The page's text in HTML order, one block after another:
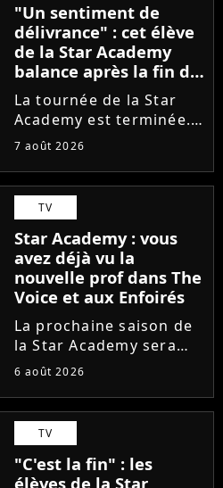
"Un sentiment de
délivrance" : cet élève
de la Star Academy
balance après la fin de
la tournée
La tournée de la Star
Academy est terminée.
L'occasion pour les
projets solos. En
parallèle, cet élève sort
du silence et se dit
soulagé de ne plus être
sur...
7 août 2026
TV
Star Academy : vous
avez déjà vu la
nouvelle prof dans The
Voice et aux Enfoirés
La prochaine saison de
la Star Academy sera
incarnée par une
professeurs après les
départs annoncés de
Michael Goldman, Lucie
Bernardoni et Marlène
Schaff. La...
6 août 2026
TV
"C'est la fin" : les
élèves de la Star